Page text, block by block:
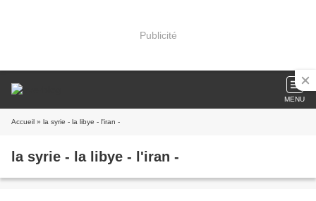
Publicité
MENU
Accueil » la syrie - la libye - l'iran -
la syrie - la libye - l'iran -